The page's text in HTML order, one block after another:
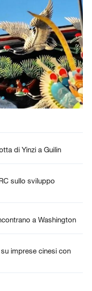
di Yinzi a Guilin
sullo sviluppo
a Washington
imprese cinesi con